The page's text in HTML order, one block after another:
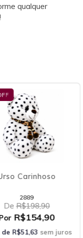
qualquer
20 Rosas
1644
De R$648,90
Por R$574,90
de R$191,63sem juros